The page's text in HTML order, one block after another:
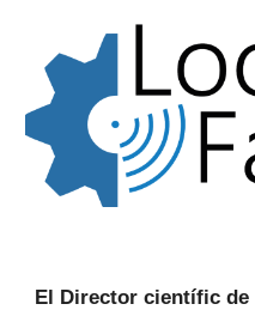
El Director científic